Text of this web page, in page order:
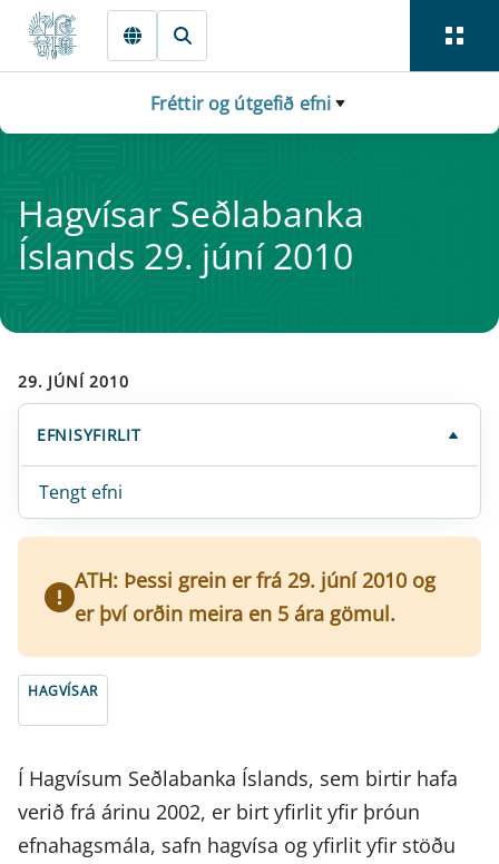
Fara beint í Meginmál
Fréttir og útgefið efni
Hag­vís­ar Seðlabanka
Íslands 29. júní 2010
29. JÚNÍ 2010
EFNISYFIRLIT
Tengt efni
ATH: Þessi grein er frá 29. júní 2010 og
er því orðin meira en 5 ára gömul.
HAGVÍSAR
Í Hagvísum Seðlabanka Íslands, sem birtir hafa
verið frá árinu 2002, er birt yfirlit yfir þróun
efnahagsmála, safn hagvísa og yfirlit yfir stöðu